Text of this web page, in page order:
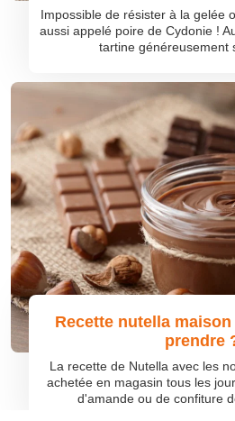
Impossible de résister à la gelée
aussi appelé poire de Cydonie !
tartine généreusement
Recette nutella
prendre
La recette de Nutella avec les
achetée en magasin tous les
d'amande ou de confiture